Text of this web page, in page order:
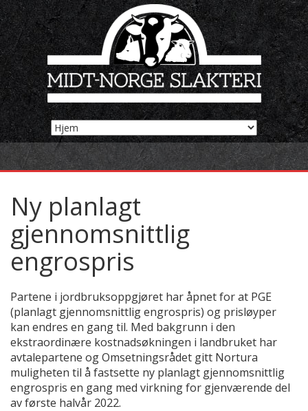
Ny planlagt
gjennomsnittlig
engrospris
Partene i jordbruksoppgjøret har åpnet for at PGE
(planlagt gjennomsnittlig engrospris) og prisløyper
kan endres en gang til. Med bakgrunn i den
ekstraordinære kostnadsøkningen i landbruket har
avtalepartene og Omsetningsrådet gitt Nortura
muligheten til å fastsette ny planlagt gjennomsnittlig
engrospris en gang med virkning for gjenværende del
av første halvår 2022.